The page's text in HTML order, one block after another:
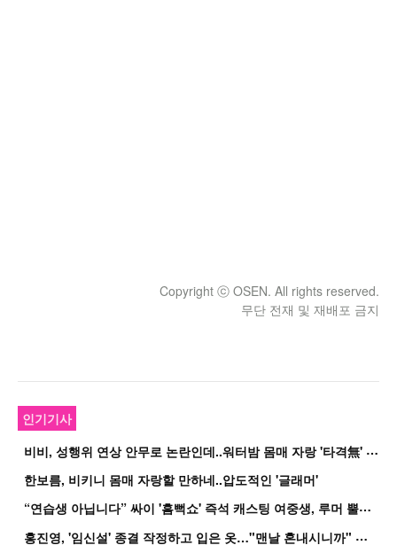
Copyright ⓒ OSEN. All rights reserved.
무단 전재 및 재배포 금지
인기기사
비
비, 성행위 연상 안무로 논란인데..워터밤 몸매 자랑 '타격無' 근황
한보름, 비키니 몸매 자랑할 만하네..압도적인 '글래머'
“
연습생 아닙니다” 싸이 '흠뻑쇼' 즉석 캐스팅 여중생, 루머 뿔났다[Oh!쎈 이...
홍
진영, '임신설' 종결 작정하고 입은 옷…"맨날 혼내시니까" 억울